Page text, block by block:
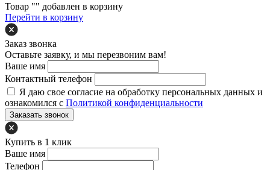
Товар "" добавлен в корзину
Перейти в корзину
Заказ звонка
Оставьте заявку, и мы перезвоним вам!
Ваше имя
Контактный телефон
Я даю свое согласие на обработку персональных данных и
ознакомился с Политикой конфиденциальности
Заказать звонок
Купить в 1 клик
Ваше имя
Телефон